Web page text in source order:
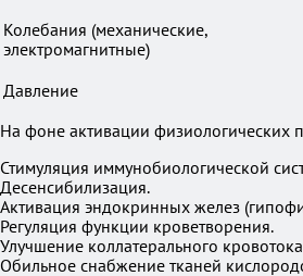
Колебания (механические,
электромагнитные)
Давление
На фоне активации
Стимуляция иммунобиологической
Десенсибилизация.
Активация эндокринных желез
Регуляция функции кроветворения.
Улучшение коллатерального
Обильное снабжение тканей